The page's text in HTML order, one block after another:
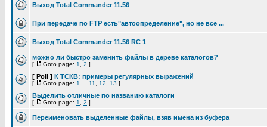
Выход Total Commander 11.56
При передаче по FTP есть"автоопределение", но не все ...
Выход Total Commander 11.56 RC 1
можно ли быстро заменить файлы в дереве каталогов?
[ Goto page: 1 2 ]
[ Poll ] К ТСКВ: примеры регулярных выражений
[ Goto page: 1 11 12 13 ]
Выделить отличные по названию каталоги
[ Goto page: 1 2 ]
Переименовать выделенные файлы, взяв имена из буфера